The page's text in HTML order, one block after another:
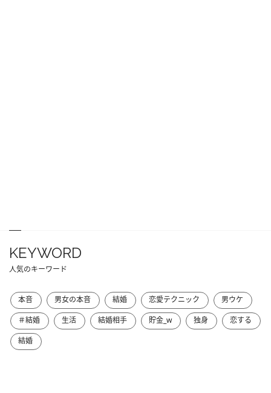
KEYWORD
人気のキーワード
本音 男女の本音 結婚 恋愛テクニック
男ウケ
＃結婚
生活 結婚相手 貯金_w 独身
恋する
結婚